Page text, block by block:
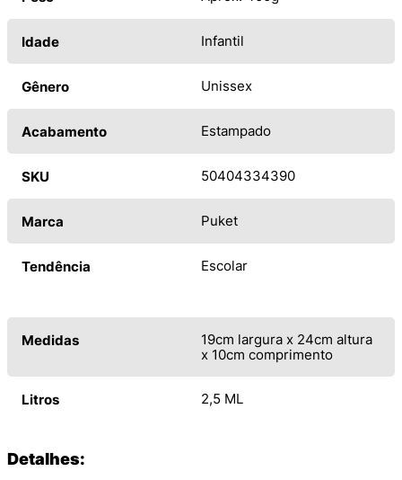
Idade Infantil
Gênero Unissex
Acabamento Estampado
SKU 50404334390
Marca Puket
Tendência Escolar
Medidas
19cm largura x 24cm altura
x 10cm comprimento
Litros 2,5 ML
Detalhes: